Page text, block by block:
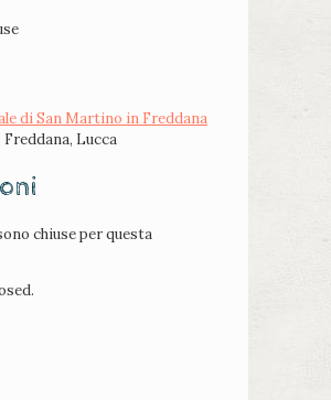
di San Martino in Freddana
Freddana, Lucca
chiuse per questa